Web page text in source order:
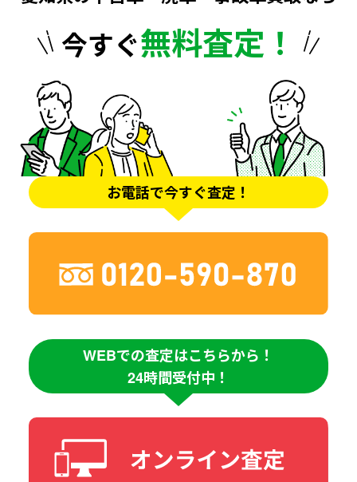
今すぐ無料査定！
お電話で今すぐ査定！
WEBでの査定はこちらから！
24時間受付中！